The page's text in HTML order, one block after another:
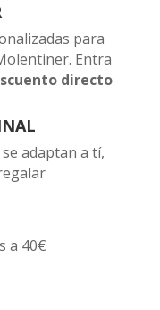
para
Entra
directo
adaptan a tí,
a 40€